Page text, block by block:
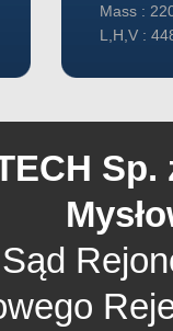
Mass :
L,H,V :